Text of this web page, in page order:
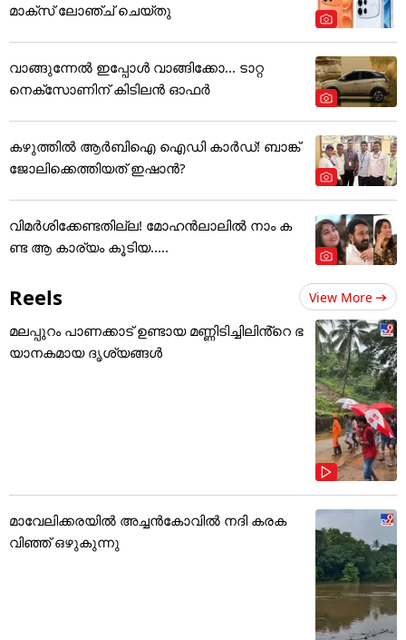
മാക്സ് ലോഞ്ച് ചെയ്തു
വാങ്ങുന്നേൽ ഇപ്പോൾ വാങ്ങിക്കോ... ടാറ്റ
നെക്സോണിന് കിടിലൻ ഓഫർ
കഴുത്തില്‍ ആര്‍ബിഐ ഐഡി കാര്‍ഡ്! ബാങ്ക്
ജോലിക്കെത്തിയത് ഇഷാന്‍?
വിമർശിക്കേണ്ടതില്ല! മോഹൻലാലിൽ നാം ക
ണ്ട ആ കാര്യം കൂടിയ.....
Reels View More
മലപ്പുറം പാണക്കാട് ഉണ്ടായ മണ്ണിടിച്ചിലിൻ്റെ ഭ
യാനകമായ ദൃശ്യങ്ങൾ
മാവേലിക്കരയിൽ അച്ചൻകോവിൽ നദി കരക
വിഞ്ഞ് ഒഴുകുന്നു